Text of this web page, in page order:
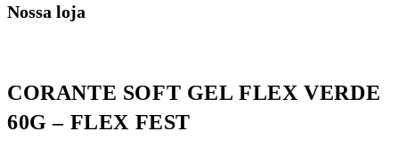
Nossa loja
CORANTE SOFT GEL FLEX VERDE
60G – FLEX FEST